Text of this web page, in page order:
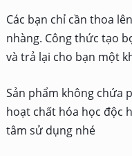
Các bạn chỉ cần thoa
nhàng. Công thức tạo
và trả lại cho bạn một
Sản phẩm không chứa
hoạt chất hóa học độc
tâm sử dụng nhé